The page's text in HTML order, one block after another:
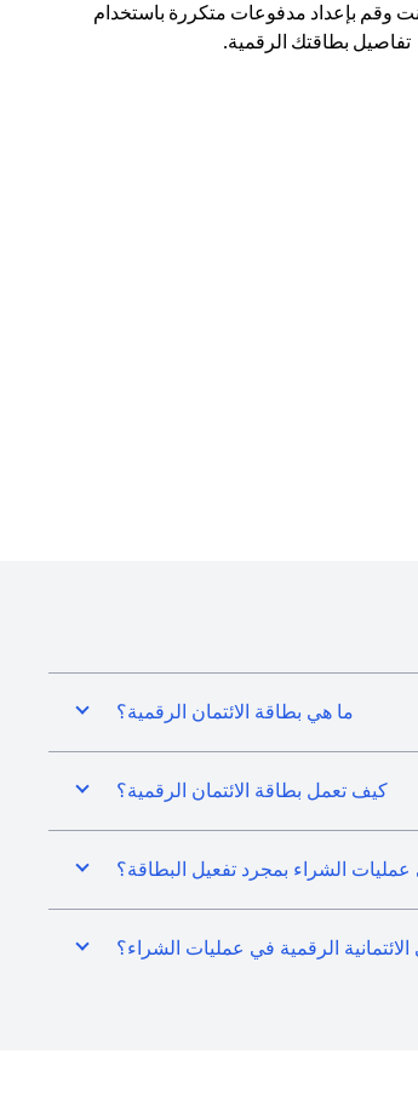
وقم بإعداد مدفوعات متكررة باستخدام
تفاصيل بطاقتك الرقمية.
ما هي بطاقة الائتمان الرقمية؟
كيف تعمل بطاقة الائتمان الرقمية؟
عمليات الشراء بمجرد تفعيل البطاقة؟
الرقمية في عمليات الشراء؟